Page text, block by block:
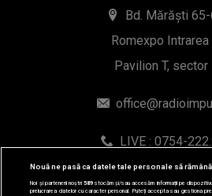
Bd. Mărăști
Romexpo Intrarea
Pavilion T, sector
LIVE : 0754-
WhatsApp: 0754-
Nouă ne pasă ca datele tale personale să
Noi și partenerii noștri589stocăm și/sau accesăm informații pe
prelucrarea datelor cu caracter personal. Puteți accepta sau gestiona